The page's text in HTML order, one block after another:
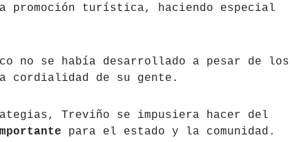
turística, haciendo especial
no se había desarrollado a pesar de los
cordialidad de su gente.
Treviño se impusiera hacer del
para el estado y la comunidad.